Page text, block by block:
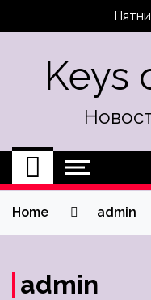
Keys
Home admin
admin